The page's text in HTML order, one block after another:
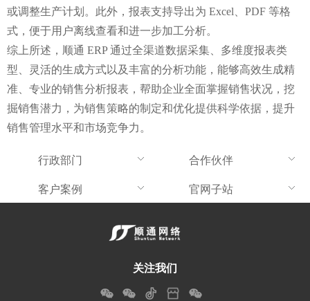
或调整生产计划。此外，报表支持导出为 Excel、PDF 等格
式，便于用户离线查看和进一步加工分析。
综上所述，顺通 ERP 通过全渠道数据采集、多维度报表类
型、灵活的生成方式以及丰富的分析功能，能够高效生成精
准、专业的销售分析报表，帮助企业全面掌握销售状况，挖
掘销售潜力，为销售策略的制定和优化提供科学依据，提升
销售管理水平和市场竞争力。
行政部门
合作伙伴
客户案例
官网子站
关注我们